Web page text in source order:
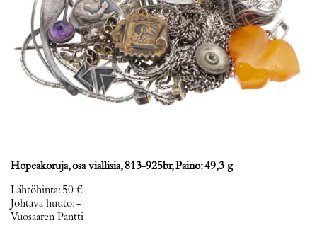
Hopeakoruja, osa viallisia, 813-925br, Paino: 49,3 g
Lähtöhinta: 50 €
Johtava huuto:-
Vuosaaren Pantti